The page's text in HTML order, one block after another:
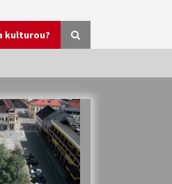
kulturou?